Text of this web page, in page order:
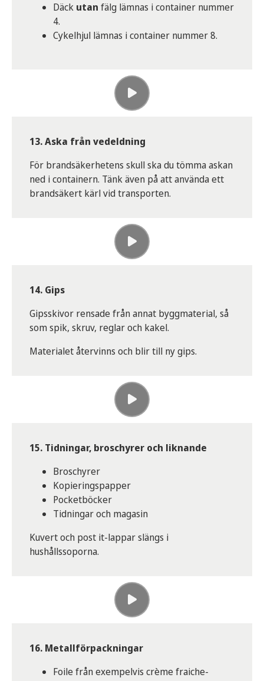
Däck utan fälg lämnas i container nummer
4.
Cykelhjul lämnas i container nummer 8.
13. Aska från vedeldning
För brandsäkerhetens skull ska du tömma askan
ned i containern. Tänk även på att använda ett
brandsäkert kärl vid transporten.
14. Gips
Gipsskivor rensade från annat byggmaterial, så
som spik, skruv, reglar och kakel.
Materialet återvinns och blir till ny gips.
15. Tidningar, broschyrer och liknande
Broschyrer
Kopieringspapper
Pocketböcker
Tidningar och magasin
Kuvert och post it-lappar slängs i
hushållssoporna.
16. Metallförpackningar
Foile från exempelvis crème fraiche-